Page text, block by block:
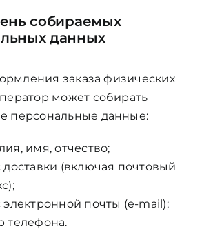
собираемых
данных
заказа физических
может собирать
персональные данные:
имя, отчество;
доставки (включая почтовый
электронной почты (e-mail);
телефона.